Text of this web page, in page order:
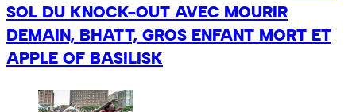
SOL DU KNOCK-OUT AVEC MOURIR
DEMAIN, BHATT, GROS ENFANT MORT ET
APPLE OF BASILISK